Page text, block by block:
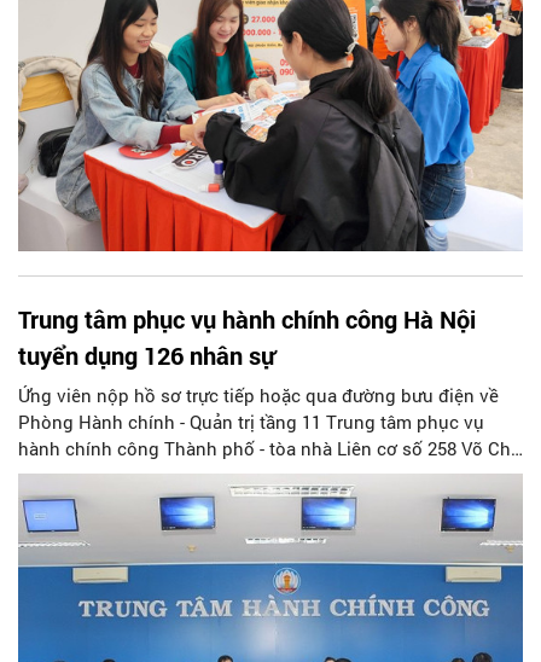
Trung tâm phục vụ hành chính công Hà Nội
tuyển dụng 126 nhân sự
Ứng viên nộp hồ sơ trực tiếp hoặc qua đường bưu điện về
Phòng Hành chính - Quản trị tầng 11 Trung tâm phục vụ
hành chính công Thành phố - tòa nhà Liên cơ số 258 Võ Chí
Công, Xuân La, Tây Hồ, Hà Nội.